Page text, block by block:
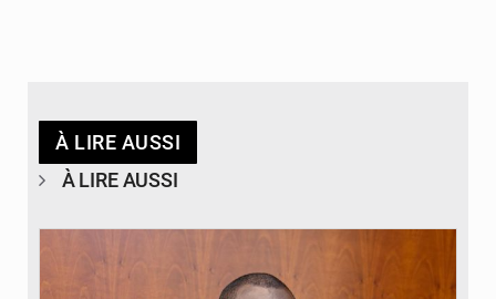
À LIRE AUSSI
À LIRE AUSSI